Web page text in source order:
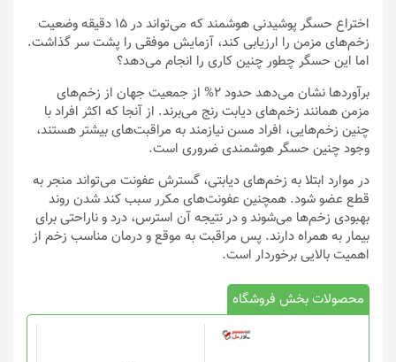
اختراع حسگر پوشیدنی هوشمند که می‌تواند در ۱۵ دقیقه وضعیت
زخم‌های مزمن را ارزیابی کند، آزمایش موفقی را پشت سر گذاشت.
اما این حسگر چطور چنین کاری را انجام می‌دهد؟
برآوردها نشان می‌دهد حدود 2% از جمعیت جهان از زخم‌های
مزمن همانند زخم‌های دیابت رنج می‌برند. از آنجا که اکثر افراد با
چنین زخم‌هایی، افراد مسن نیازمند به مراقبت‌های بیشتر هستند،
وجود چنین حسگر هوشمندی ضروری است.
در موارد ابتلا به زخم‌های دیابتی، گسترش عفونت می‌تواند منجر به
قطع عضو شود. همچنین عفونت‌های مکرر سبب کند شدن روند
بهبودی زخم‌ها می‌شوند و در نتیجه آن استرس، درد و ناراحتی برای
بیمار به همراه دارند. پس مراقبت به موقع و درمان مناسب زخم از
اهمیت بالایی برخوردار است.
محصولات بخش فروشگاه